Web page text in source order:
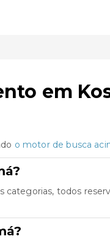
em
o motor de busca
todos